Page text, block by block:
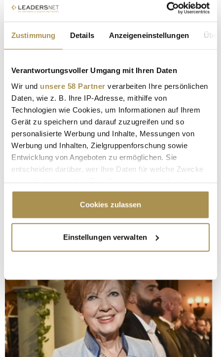
Zustimmung Details Anzeigeneinstellungen
Verantwortungsvoller Umgang mit Ihren Daten
Wir und unsere 58 Partner verarbeiten Ihre persönlichen
Daten, wie z. B. Ihre IP-Adresse, mithilfe von
Technologien wie Cookies, um Informationen auf Ihrem
Gerät zu speichern und darauf zuzugreifen und so
personalisierte Werbung und Inhalte, Messungen von
Werbung und Inhalten, Zielgruppenforschung sowie
Entwicklung von Angeboten zu ermöglichen. Sie
entscheiden darüber, wer Ihre Daten für welche Zwecke
Cookie-Erklärung oder durch Klicken auf das Privacy
Trigger Symbol ändern oder widerrufen
Informationen über Ihre geografische Lage
erfassen, welche bis auf einige Meter genau sein
bestimmten Merkmalen (Fingerprinting) identifizieren
Erfahren Sie mehr darüber, wie Ihre persönlichen Daten
verarbeitet werden, und legen Sie Ihre Präferenzen im
Abschnitt Einzelheitenfest.
Wir verwenden Cookies, um Inhalte und Anzeigen zu
Cookies zulassen
Einstellungen verwalten